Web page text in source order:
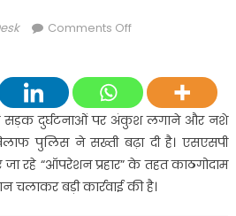
Comments Offon
में
बड़ी
कार्रवाई,
नशे
में
वाहन
सड़क दुर्घटनाओं पर अंकुश लगाने और नशे
पुलिस ने सख्ती बढ़ा दी है। एसएसपी
रहे “ऑपरेशन प्रहार” के तहत काठगोदाम
बड़ी कार्रवाई की है।